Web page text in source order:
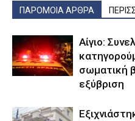
ΠΑΡΟΜΟΙΑ ΑΡΘΡΑ
Αίγιο:
σωματική
εξύβριση